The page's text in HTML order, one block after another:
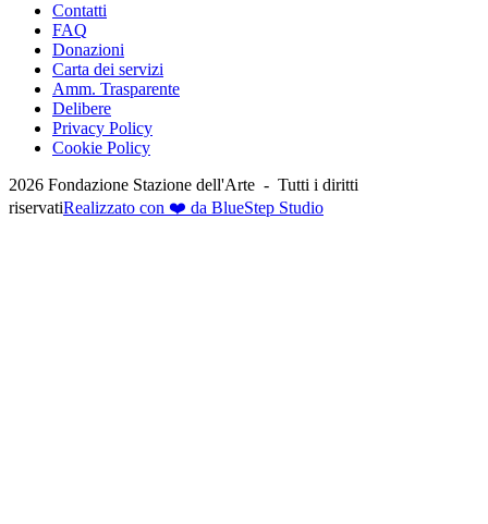
Contatti
FAQ
Donazioni
Carta dei servizi
Amm. Trasparente
Delibere
Privacy Policy
Cookie Policy
2026 Fondazione Stazione dell'Arte - Tutti i diritti
riservatiRealizzato con ❤️ da BlueStep Studio